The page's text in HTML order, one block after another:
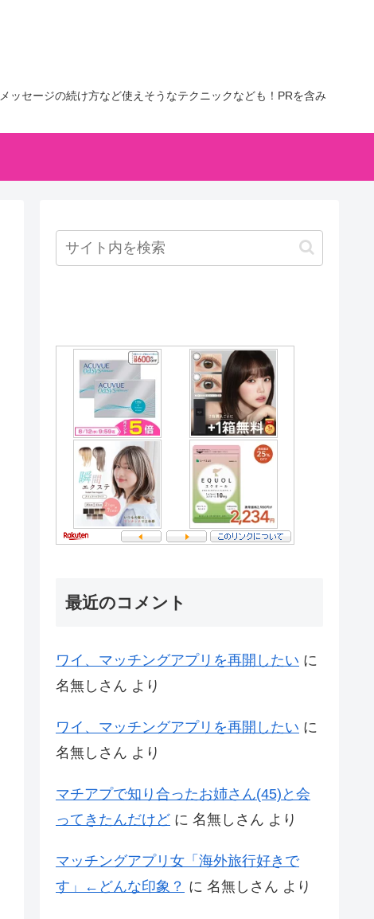
ッセージの続け方など使えそうなテクニックなども！PRを含み
最近のコメント
ワイ、マッチングアプリを再開したい に
名無しさん より
ワイ、マッチングアプリを再開したい に
名無しさん より
マチアプで知り合ったお姉さん(45)と会
ってきたんだけど に 名無しさん より
マッチングアプリ女「海外旅行好きで
す」←どんな印象？ に 名無しさん より